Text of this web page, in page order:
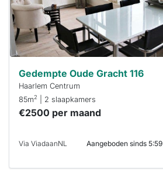
Gedempte Oude Gracht 116
Haarlem Centrum
85m2 | 2 slaapkamers
€2500 per maand
Via ViadaanNL Aangeboden sinds 5:59